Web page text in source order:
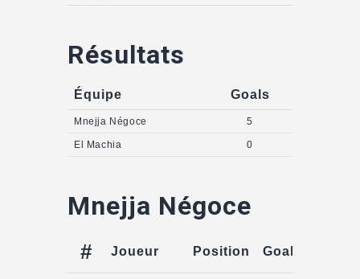
Résultats
Équipe Goals
Mnejja Négoce 5
El Machia 0
Mnejja Négoce
# Joueur Position Goals